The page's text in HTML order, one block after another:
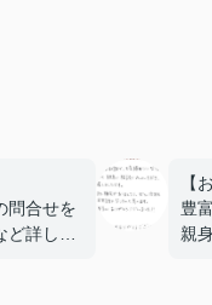
問合せを
詳しく
い、今
配する
【
豊
親